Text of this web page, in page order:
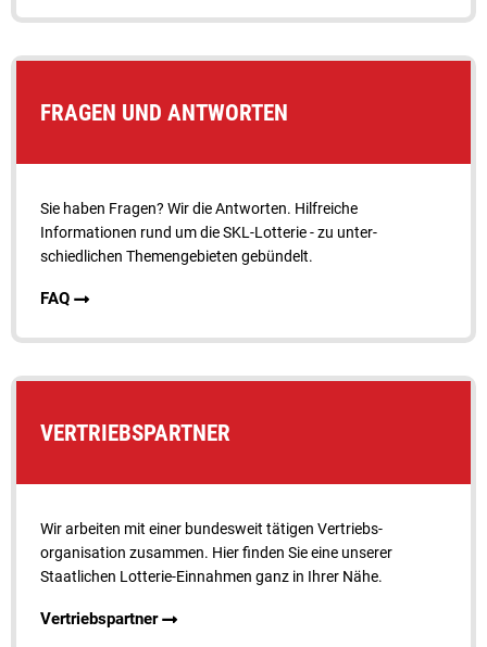
FRAGEN UND ANTWORTEN
Sie haben Fragen? Wir die Antworten. Hilfreiche
Informationen rund um die SKL-Lotterie - zu unter­
schiedlichen Themengebieten gebündelt.
FAQ
VERTRIEBSPARTNER
Wir arbeiten mit einer bundesweit tätigen Vertriebs­
organisation zusammen. Hier finden Sie eine unserer
Staatlichen Lotterie-Einnahmen ganz in Ihrer Nähe.
Vertriebspartner